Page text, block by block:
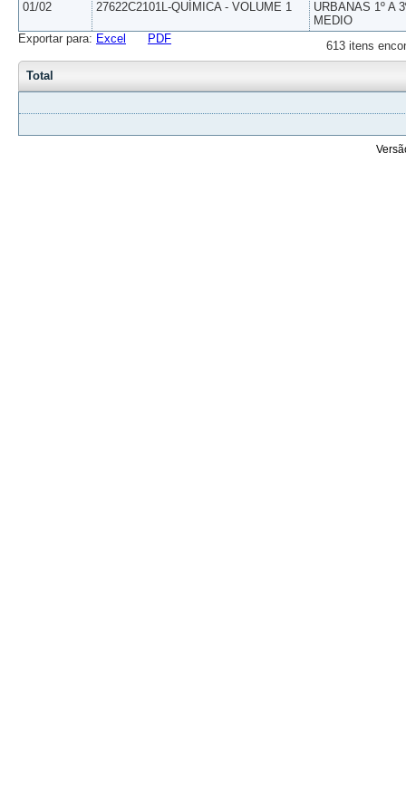
01/02 27622C2101L-QUÍMICA - VOLUME 1
URBANAS 1º A
MEDIO
613 itens
Exportar para: Excel PDF
Total